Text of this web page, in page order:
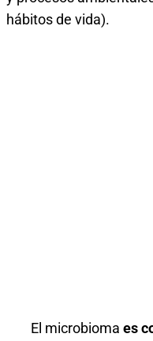
hábitos de vida).
El microbioma es